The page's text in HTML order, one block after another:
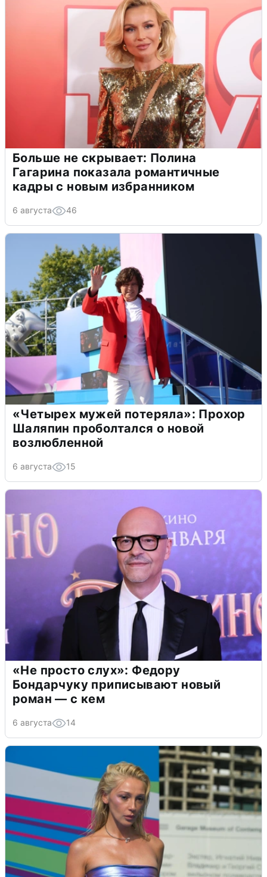
Больше не скрывает: Полина
Гагарина показала романтичные
кадры с новым избранником
6 августа 46
«Четырех мужей потеряла»: Прохор
Шаляпин проболтался о новой
возлюбленной
6 августа 15
«Не просто слух»: Федору
Бондарчуку приписывают новый
роман — с кем
6 августа 14